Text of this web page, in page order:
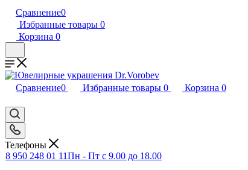
Сравнение0
Избранные товары 0
Корзина 0
Сравнение0 Избранные товары 0 Корзина 0
Телефоны
8 950 248 01 11Пн - Пт с 9.00 до 18.00